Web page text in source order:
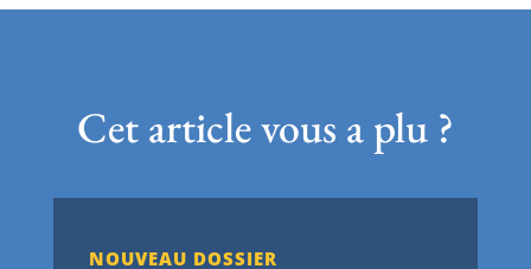
Cet article vous a plu ?
NOUVEAU DOSSIER